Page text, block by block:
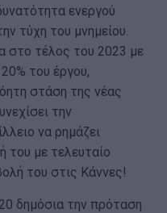
ενεργού
τύχη του μνημείου.
στο τέλος του 2023 με
του έργου,
στάση της νέας
την
να ρημάζει
του με τελευταίο
του στις Κάννες!
δημόσια την πρόταση